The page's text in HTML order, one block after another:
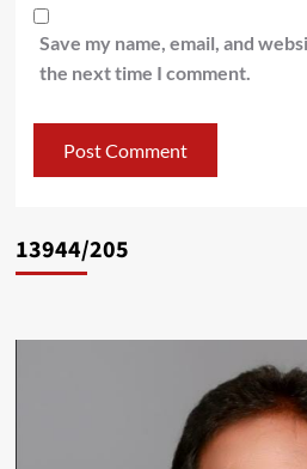
Save my name, email, and
the next time I comment.
13944/205